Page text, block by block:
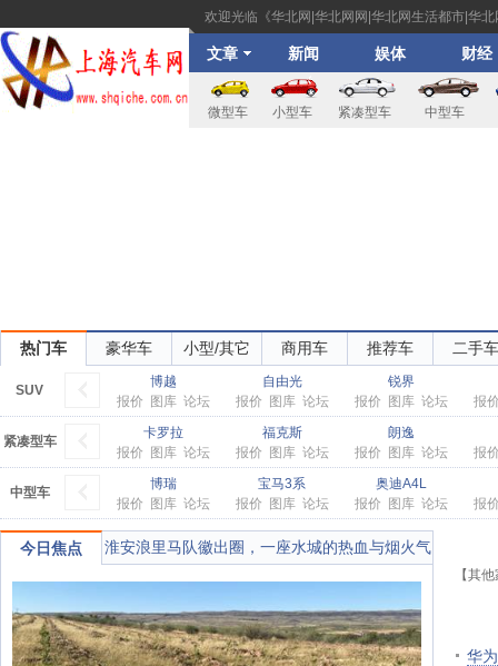
欢迎光临《华北网|华北网网|华北网生活都市|华
文章 新闻 娱体 财经
微型车 小型车 紧凑型车 中型车
热门车 豪华车 小型/其它 商用车 推荐车 二手车
SUV
博越
报价
图库 论坛
自由光
报价
图库 论坛
锐界
报价
图库 论坛 报
紧凑型车
卡罗拉
报价
图库 论坛
福克斯
报价
图库 论坛
朗逸
报价
图库 论坛 报
中型车
博瑞
报价
图库 论坛
宝马3系
报价
图库 论坛
奥迪A4L
报价
图库 论坛 报
今日焦点 淮安浪里马队徽出圈，一座水城的热血与烟火气
【其
华